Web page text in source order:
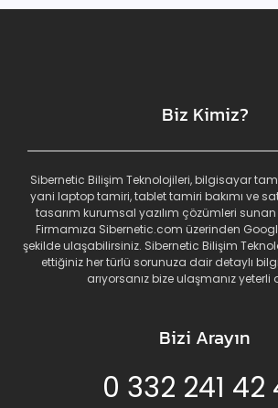
Biz Kimiz?
Sibernetic Bilişim Teknolojileri, bilgisayar
yani laptop tamiri, tablet tamiri bakımı ve
tasarım kurumsal yazılım çözümleri sunan
Firmamıza Sibernetic.com üzerinden
şekilde ulaşabilirsiniz. Sibernetic Bilişim
ettiğiniz her türlü sorunuza dair detaylı
arıyorsanız bize ulaşmanız yeterli
Bizi Arayın
0 332 241 42